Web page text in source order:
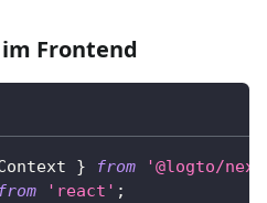
Frontend
} from
'@logto/
from 'react' ;